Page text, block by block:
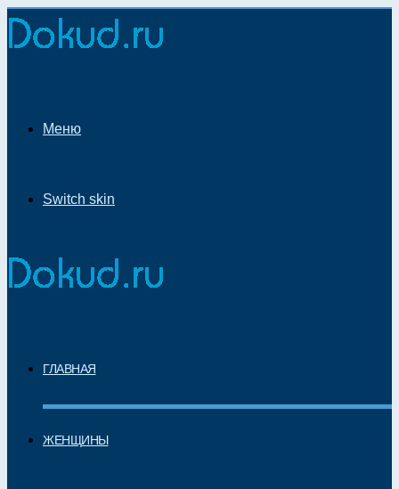
Меню
Switch skin
ГЛАВНАЯ
ЖЕНЩИНЫ